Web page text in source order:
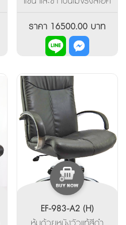
โดรลิค ปรับการสวิงโยก
เอน และล็อคระดับการเอน
ได้ 5 ระดับ (In Stock)
ราคา 16500.00 บาท
EF-983-A2 (H)